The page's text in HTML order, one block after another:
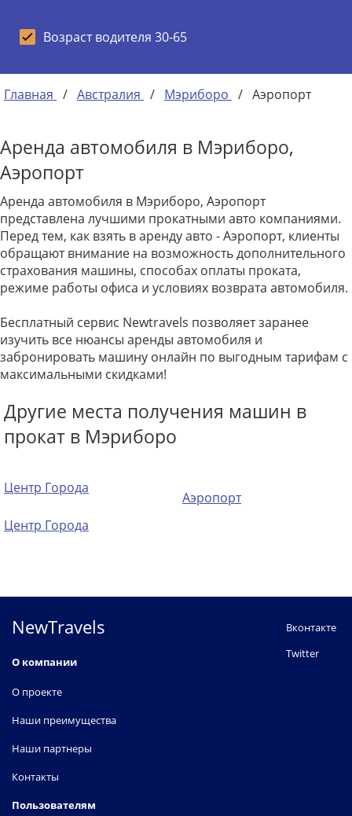
Возраст водителя 30-65
Главная / Австралия / Мэриборо / Аэропорт
Аренда автомобиля в Мэриборо,
Аэропорт
Аренда автомобиля в Мэриборо, Аэропорт
представлена лучшими прокатными авто компаниями.
Перед тем, как взять в аренду авто - Аэропорт, клиенты
обращают внимание на возможность дополнительного
страхования машины, способах оплаты проката,
режиме работы офиса и условиях возврата автомобиля.
Бесплатный сервис Newtravels позволяет заранее
изучить все нюансы аренды автомобиля и
забронировать машину онлайн по выгодным тарифам с
максимальными скидками!
Другие места получения машин в
прокат в Мэриборо
Центр Города
Центр Города
Аэропорт
NewTravels
О компании
О проекте
Наши преимущества
Наши партнеры
Контакты
Пользователям
Вконтакте
Twitter